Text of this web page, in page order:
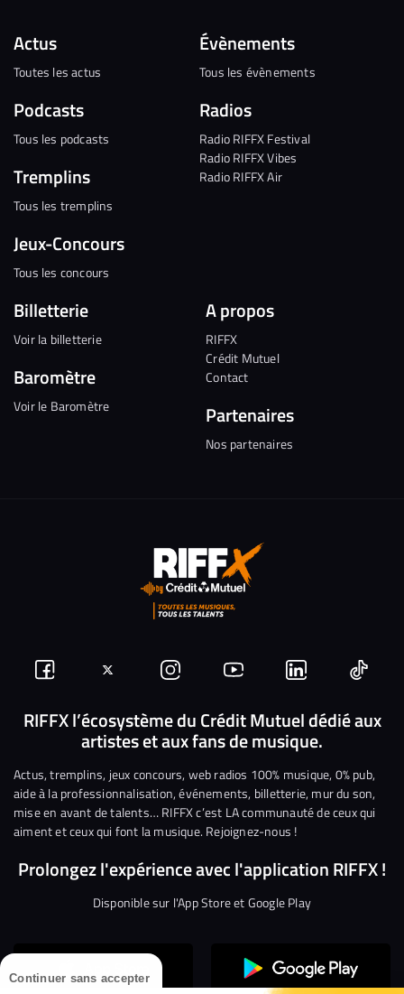
Continuer sans accepter
Actus
Toutes les actus
Podcasts
Tous les podcasts
Tremplins
Tous les tremplins
Jeux-Concours
Tous les concours
Évènements
Tous les évènements
Radios
Radio RIFFX Festival
Radio RIFFX Vibes
Radio RIFFX Air
Billetterie
Voir la billetterie
Baromètre
Voir le Baromètre
A propos
RIFFX
Crédit Mutuel
Contact
Partenaires
Nos partenaires
Suivez-
nous
Facebook
Suivez-
nous
sur
Twitter
Nous
rejoindre
sur
Instagram
Nous
rejoindre
sur
YouTube
Nous
rejoindre
sur
Linkedin
Nous
RIFFX l’écosystème du Crédit Mutuel dédié aux
artistes et aux fans de musique.
Actus, tremplins, jeux concours, web radios 100% musique, 0% pub,
aide à la professionnalisation, événements, billetterie, mur du son,
mise en avant de talents… RIFFX c’est LA communauté de ceux qui
aiment et ceux qui font la musique. Rejoignez-nous !
Prolongez l'expérience avec l'application RIFFX !
Disponible sur l'App Store et Google Play